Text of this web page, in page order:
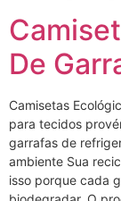
De
Camisetas
para tecidos
garrafas de
ambiente Sua
isso porque cada